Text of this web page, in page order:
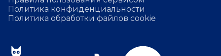
Политика конфиденциальности
Политика обработки файлов cookie